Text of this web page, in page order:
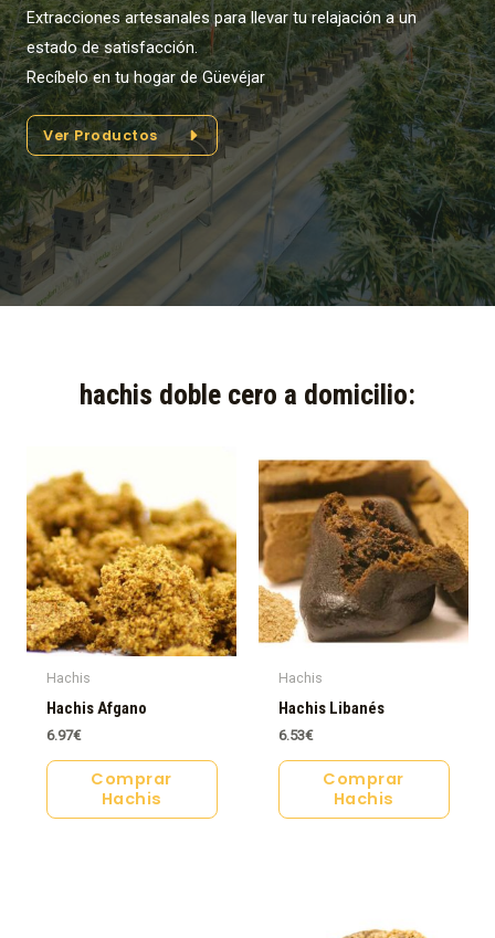
Extracciones artesanales para llevar tu relajación a un
estado de satisfacción.
Recíbelo en tu hogar de Güevéjar
Ver Productos
hachis doble cero a domicilio:​
Hachis
Hachis Afgano
6.97€
Comprar
Hachis
Hachis
Hachis Libanés
6.53€
Comprar
Hachis